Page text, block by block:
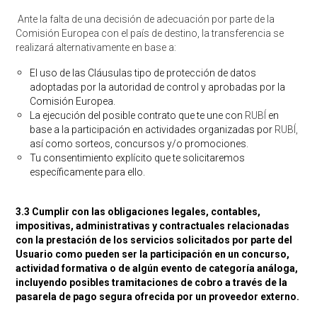
Ante la falta de una decisión de adecuación por parte de la
Comisión Europea con el país de destino, la transferencia se
realizará alternativamente en base a:
El uso de las Cláusulas tipo de protección de datos
adoptadas por la autoridad de control y aprobadas por la
Comisión Europea.
La ejecución del posible contrato que te une con RUBÍ en
base a la participación en actividades organizadas por RUBÍ,
así como sorteos, concursos y/o promociones.
Tu consentimiento explícito que te solicitaremos
específicamente para ello.
3.3 Cumplir con las obligaciones legales, contables,
impositivas, administrativas y contractuales relacionadas
con la prestación de los servicios solicitados por parte del
Usuario como pueden ser la participación en un concurso,
actividad formativa o de algún evento de categoría análoga,
incluyendo posibles tramitaciones de cobro a través de la
pasarela de pago segura ofrecida por un proveedor externo.